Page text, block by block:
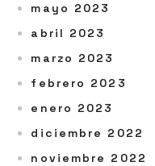
mayo 2023
abril 2023
marzo 2023
febrero 2023
enero 2023
diciembre 2022
noviembre 2022